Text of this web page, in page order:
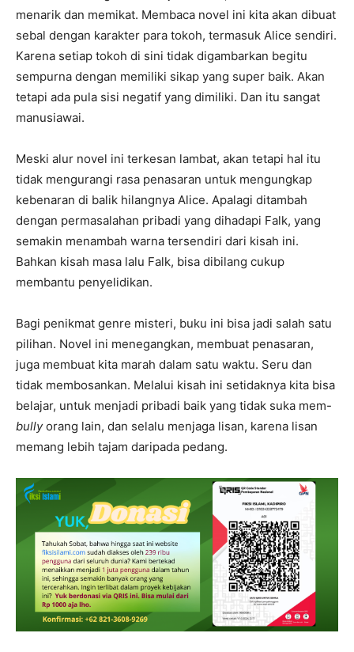
menarik dan memikat. Membaca novel ini kita akan dibuat
sebal dengan karakter para tokoh, termasuk Alice sendiri.
Karena setiap tokoh di sini tidak digambarkan begitu
sempurna dengan memiliki sikap yang super baik. Akan
tetapi ada pula sisi negatif yang dimiliki. Dan itu sangat
manusiawai.
Meski alur novel ini terkesan lambat, akan tetapi hal itu
tidak mengurangi rasa penasaran untuk mengungkap
kebenaran di balik hilangnya Alice. Apalagi ditambah
dengan permasalahan pribadi yang dihadapi Falk, yang
semakin menambah warna tersendiri dari kisah ini.
Bahkan kisah masa lalu Falk, bisa dibilang cukup
membantu penyelidikan.
Bagi penikmat genre misteri, buku ini bisa jadi salah satu
pilihan. Novel ini menegangkan, membuat penasaran,
juga membuat kita marah dalam satu waktu. Seru dan
tidak membosankan. Melalui kisah ini setidaknya kita bisa
belajar, untuk menjadi pribadi baik yang tidak suka mem-
bullyorang lain, dan selalu menjaga lisan, karena lisan
memang lebih tajam daripada pedang.